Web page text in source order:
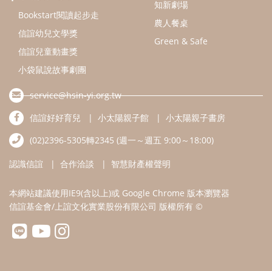
認識信誼 合作洽談 智慧財產權聲明
本網站建議使用IE9(含以上)或 Google Chrome 版本瀏覽器
信誼基金會/上誼文化實業股份有限公司 版權所有 ©